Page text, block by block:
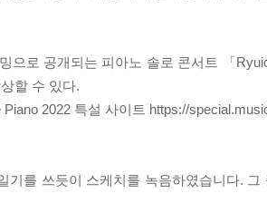
으로 공개되는 피아노 솔로 콘서트 「
할 수 있다.
2022 특설 사이트 https://
기를 쓰듯이 스케치를 녹음하였습니다.